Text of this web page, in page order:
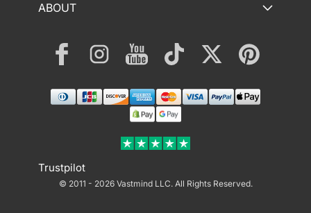
ABOUT
FacebookInstagramYouTube TikTok Twitter Pinterest
Trustpilot
© 2011 - 2026 Vastmind LLC.All Rights Reserved.